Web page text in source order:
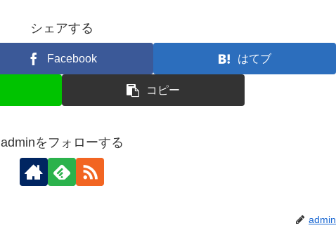
シェアする
Facebook はてブ
コピー
adminをフォローする
admin